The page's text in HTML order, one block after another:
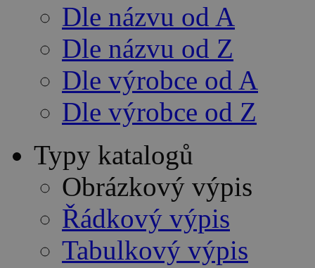
Dle názvu od A
Dle názvu od Z
Dle výrobce od A
Dle výrobce od Z
Typy katalogů
Obrázkový výpis
Řádkový výpis
Tabulkový výpis